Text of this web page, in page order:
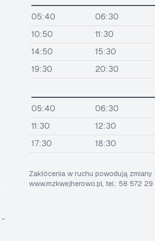
05:40 06:30
10:50
11:30
14:50
15:30
19:30
20:30
05:40 06:30
11:30
12:30
17:30
18:30
Zakłócenia w ruchu powodują
www.mzkwejherowo.pl, tel.: 58 572 29